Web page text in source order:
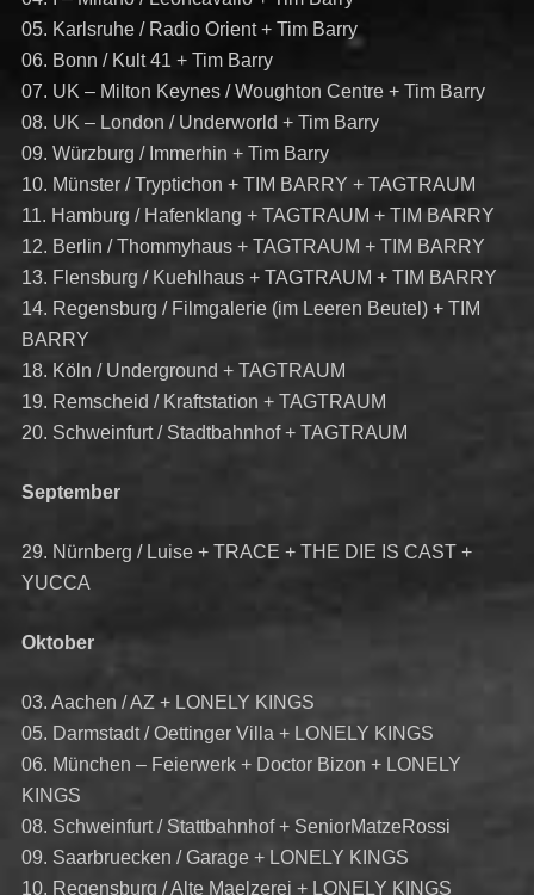
05. Karlsruhe / Radio Orient + Tim Barry
06. Bonn / Kult 41 + Tim Barry
07. UK – Milton Keynes / Woughton Centre + Tim Barry
08. UK – London / Underworld + Tim Barry
09. Würzburg / Immerhin + Tim Barry
10. Münster / Tryptichon + TIM BARRY + TAGTRAUM
11. Hamburg / Hafenklang + TAGTRAUM + TIM BARRY
12. Berlin / Thommyhaus + TAGTRAUM + TIM BARRY
13. Flensburg / Kuehlhaus + TAGTRAUM + TIM BARRY
14. Regensburg / Filmgalerie (im Leeren Beutel) + TIM
BARRY
18. Köln / Underground + TAGTRAUM
19. Remscheid / Kraftstation + TAGTRAUM
20. Schweinfurt / Stadtbahnhof + TAGTRAUM
September
29. Nürnberg / Luise + TRACE + THE DIE IS CAST +
YUCCA
Oktober
03. Aachen / AZ + LONELY KINGS
05. Darmstadt / Oettinger Villa + LONELY KINGS
06. München – Feierwerk + Doctor Bizon + LONELY
KINGS
08. Schweinfurt / Stattbahnhof + SeniorMatzeRossi
09. Saarbruecken / Garage + LONELY KINGS
10. Regensburg / Alte Maelzerei + LONELY KINGS